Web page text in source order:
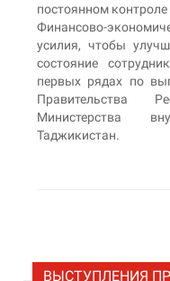
постоянном контроле
Финансово-
усилия, чтобы
состояние
первых рядах по
Правительства
Министерства
Таджикистан.
ВЫСТУПЛЕНИЯ